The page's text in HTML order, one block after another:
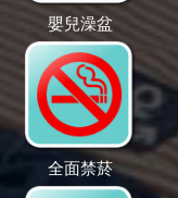
嬰兒澡盆
全面禁菸